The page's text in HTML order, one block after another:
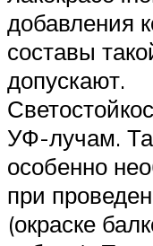
добавления
составы
допускают.
УФ-лучам.
особенно
при
(окраске